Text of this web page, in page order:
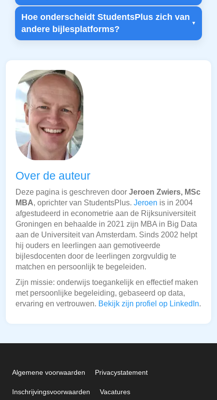
Hoe onderscheidt StudentsPlus zich van
andere bijlesplatforms?
Over de auteur
Deze pagina is geschreven door Jeroen Zwiers, MSc
MBA, oprichter van StudentsPlus. Jeroen is in 2004
afgestudeerd in econometrie aan de Rijksuniversiteit
Groningen en behaalde in 2021 zijn MBA in Big Data
aan de Universiteit van Amsterdam. Sinds 2002 helpt
hij ouders en leerlingen aan gemotiveerde
bijlesdocenten door de leerlingen zorgvuldig te
matchen en persoonlijk te begeleiden.
Zijn missie: onderwijs toegankelijk en effectief maken
met persoonlijke begeleiding, gebaseerd op data,
ervaring en vertrouwen. Bekijk zijn profiel op LinkedIn.
Algemene voorwaarden Privacystatement
Inschrijvingsvoorwaarden Vacatures